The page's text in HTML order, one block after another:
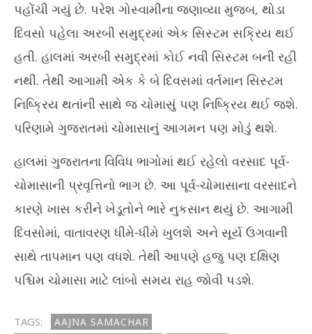
પહોંચી ગયું છે. પરેશ ગોસ્વામીના જણાવ્યા મુજબ, થોડા
દિવસો પહેલા અરબી સમુદ્રમાં એક સિસ્ટમ સક્રિય થઈ
હતી. હાલમાં અરબી સમુદ્રમાં કોઈ નવી સિસ્ટમ બની રહી
નથી. તેથી આગામી એક કે બે દિવસમાં વર્તમાન સિસ્ટમ
નિષ્ક્રિય થતાંની સાથે જ ચોમાસું પણ નિષ્ક્રિય થઈ જશે.
પરિણામે ગુજરાતમાં ચોમાસાનું આગમન પણ મોડું થશે.
હાલમાં ગુજરાતના વિવિધ ભાગોમાં થઈ રહેલો વરસાદ પૂર્વ-
ચોમાસાની પ્રવૃત્તિનો ભાગ છે. આ પૂર્વ-ચોમાસાના વરસાદને
કારણે ખાસ કરીને ખેડૂતોને ભારે નુકસાન થયું છે. આગામી
દિવસોમાં, વાતાવરણ ધીમે-ધીમે ખુલશે અને સૂર્ય ઉગવાની
સાથે તાપમાન પણ વધશે. તેથી આપણે હજુ પણ દક્ષિણ
પશ્ચિમ ચોમાસા માટે લાંબો સમય રાહ જોવી પડશે.
TAGS:
AAJNA SAMACHAR